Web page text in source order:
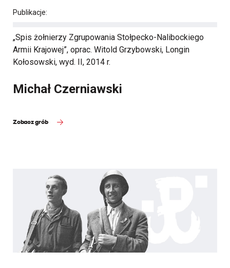
Publikacje:
„Spis żołnierzy Zgrupowania Stołpecko-Nalibockiego
Armii Krajowej”, oprac. Witold Grzybowski, Longin
Kołosowski, wyd. II, 2014 r.
Michał Czerniawski
Zobacz grób